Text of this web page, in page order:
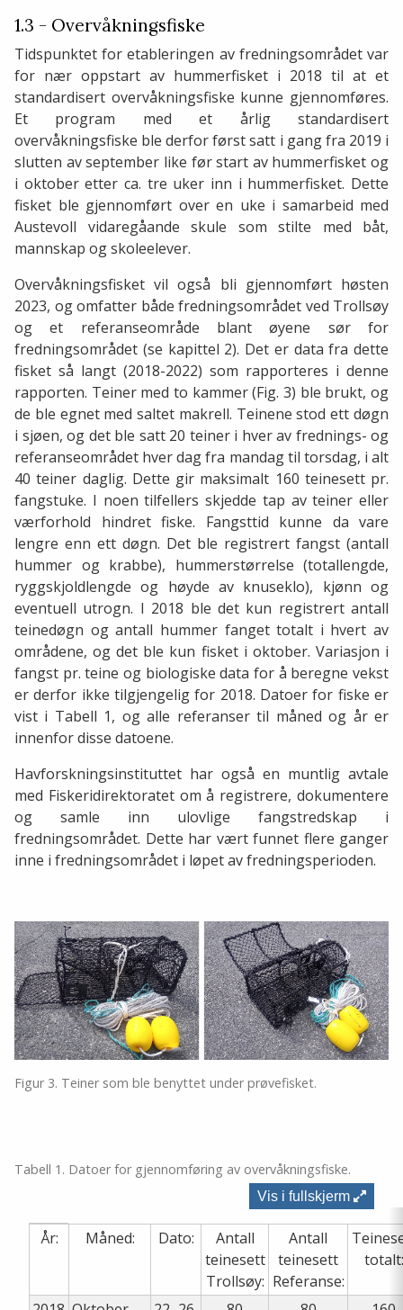
1.3 - Overvåkningsfiske
Tidspunktet for etableringen av fredningsområdet var
for nær oppstart av hummerfisket i 2018 til at et
standardisert overvåkningsfiske kunne gjennomføres.
Et program med et årlig standardisert
overvåkningsfiske ble derfor først satt i gang fra 2019 i
slutten av september like før start av hummerfisket og
i oktober etter ca. tre uker inn i hummerfisket. Dette
fisket ble gjennomført over en uke i samarbeid med
Austevoll vidaregåande skule som stilte med båt,
mannskap og skoleelever.
Overvåkningsfisket vil også bli gjennomført høsten
2023, og omfatter både fredningsområdet ved Trollsøy
og et referanseområde blant øyene sør for
fredningsområdet (se kapittel 2). Det er data fra dette
fisket så langt (2018-2022) som rapporteres i denne
rapporten. Teiner med to kammer (Fig. 3) ble brukt, og
de ble egnet med saltet makrell. Teinene stod ett døgn
i sjøen, og det ble satt 20 teiner i hver av frednings- og
referanseområdet hver dag fra mandag til torsdag, i alt
40 teiner daglig. Dette gir maksimalt 160 teinesett pr.
fangstuke. I noen tilfellers skjedde tap av teiner eller
værforhold hindret fiske. Fangsttid kunne da vare
lengre enn ett døgn. Det ble registrert fangst (antall
hummer og krabbe), hummerstørrelse (totallengde,
ryggskjoldlengde og høyde av knuseklo), kjønn og
eventuell utrogn. I 2018 ble det kun registrert antall
teinedøgn og antall hummer fanget totalt i hvert av
områdene, og det ble kun fisket i oktober. Variasjon i
fangst pr. teine og biologiske data for å beregne vekst
er derfor ikke tilgjengelig for 2018. Datoer for fiske er
vist i Tabell 1, og alle referanser til måned og år er
innenfor disse datoene.
Havforskningsinstituttet har også en muntlig avtale
med Fiskeridirektoratet om å registrere, dokumentere
og samle inn ulovlige fangstredskap i
fredningsområdet. Dette har vært funnet flere ganger
inne i fredningsområdet i løpet av fredningsperioden.
Figur 3. Teiner som ble benyttet under prøvefisket.
Tabell 1. Datoer for gjennomføring av overvåkningsfiske.
Vis i fullskjerm
År: Måned: Dato:
Antall
teinesett
Trollsøy:
Antall
teinesett
Referanse:
totalt: